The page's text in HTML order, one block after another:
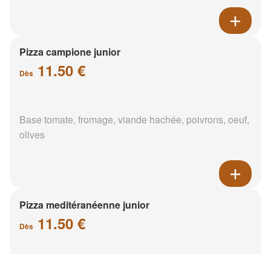
Pizza campione junior
Dès 11.50 €
Base tomate, fromage, viande hachée, poivrons, oeuf,
olives
Pizza meditéranéenne junior
Dès 11.50 €